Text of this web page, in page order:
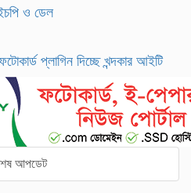
ও ডেল
প্লাগিন দিচ্ছে খন্দকার আইটি
আপডেট